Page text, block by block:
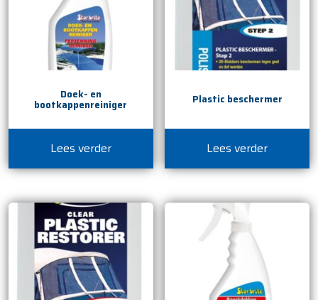
Doek- en
bootkappenreiniger
Lees verder
Plastic beschermer
Lees verder